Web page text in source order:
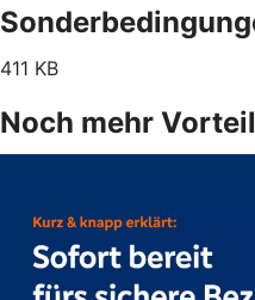
411 KB
Noch mehr